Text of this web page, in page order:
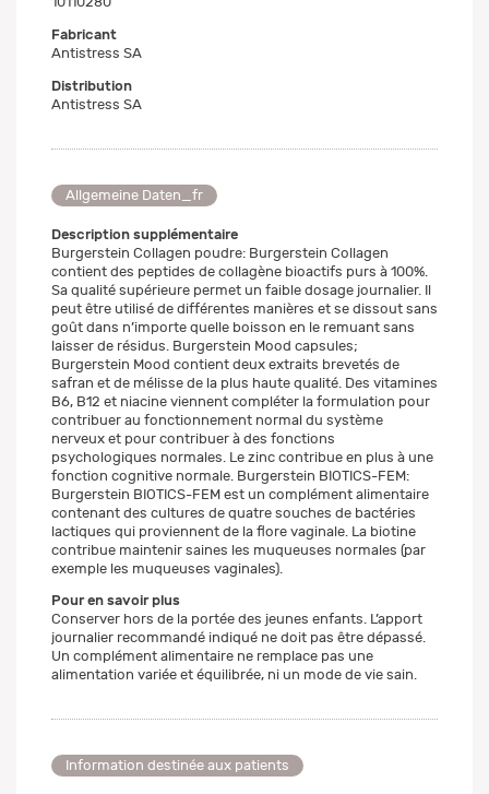
Fabricant
Antistress SA
Distribution
Antistress SA
Allgemeine Daten_fr
Description supplémentaire
Burgerstein Collagen poudre: Burgerstein Collagen
contient des peptides de collagène bioactifs purs à 100%.
Sa qualité supérieure permet un faible dosage journalier. Il
peut être utilisé de différentes manières et se dissout sans
goût dans n’importe quelle boisson en le remuant sans
laisser de résidus. Burgerstein Mood capsules;
Burgerstein Mood contient deux extraits brevetés de
safran et de mélisse de la plus haute qualité. Des vitamines
B6, B12 et niacine viennent compléter la formulation pour
contribuer au fonctionnement normal du système
nerveux et pour contribuer à des fonctions
psychologiques normales. Le zinc contribue en plus à une
fonction cognitive normale. Burgerstein BIOTICS-FEM:
Burgerstein BIOTICS-FEM est un complément alimentaire
contenant des cultures de quatre souches de bactéries
lactiques qui proviennent de la flore vaginale. La biotine
contribue maintenir saines les muqueuses normales (par
exemple les muqueuses vaginales).
Pour en savoir plus
Conserver hors de la portée des jeunes enfants. L’apport
journalier recommandé indiqué ne doit pas être dépassé.
Un complément alimentaire ne remplace pas une
alimentation variée et équilibrée, ni un mode de vie sain.
Information destinée aux patients